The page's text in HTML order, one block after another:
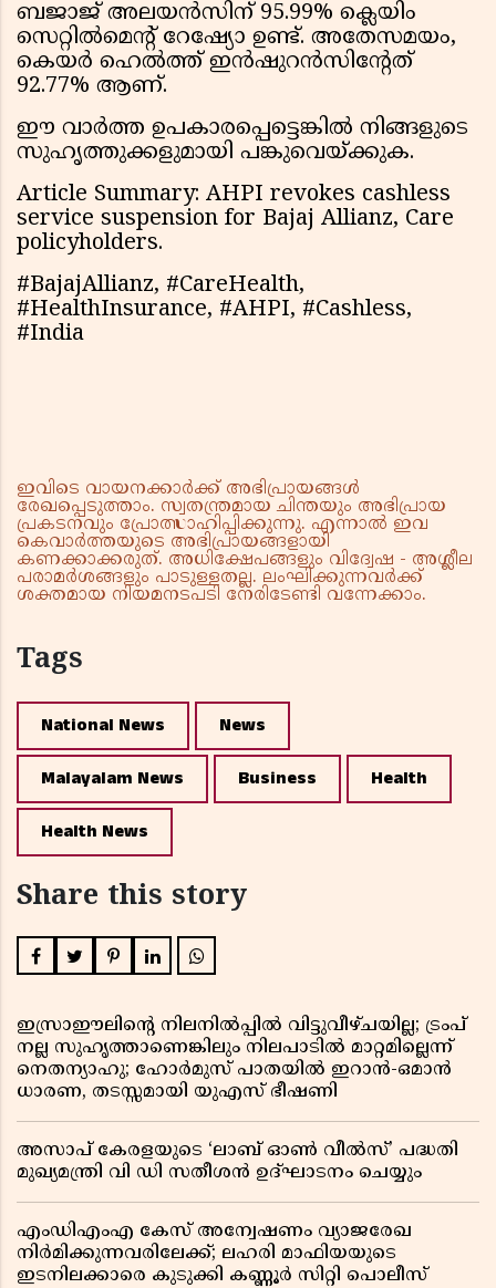
ബജാജ് അലയൻസിന് 95.99% ക്ലെയിം
സെറ്റിൽമെൻ്റ് റേഷ്യോ ഉണ്ട്. അതേസമയം,
കെയർ ഹെൽത്ത് ഇൻഷുറൻസിൻ്റേത്
92.77% ആണ്.
ഈ വാർത്ത ഉപകാരപ്പെട്ടെങ്കിൽ നിങ്ങളുടെ
സുഹൃത്തുക്കളുമായി പങ്കുവെയ്ക്കുക.
Article Summary: AHPI revokes cashless
service suspension for Bajaj Allianz, Care
policyholders.
#BajajAllianz, #CareHealth,
#HealthInsurance, #AHPI, #Cashless,
#India
ഇവിടെ വായനക്കാർക്ക് അഭിപ്രായങ്ങൾ
രേഖപ്പെടുത്താം. സ്വതന്ത്രമായ ചിന്തയും അഭിപ്രായ
പ്രകടനവും പ്രോത്സാഹിപ്പിക്കുന്നു. എന്നാൽ ഇവ
കെവാർത്തയുടെ അഭിപ്രായങ്ങളായി
കണക്കാക്കരുത്. അധിക്ഷേപങ്ങളും വിദ്വേഷ - അശ്ലീല
പരാമർശങ്ങളും പാടുള്ളതല്ല. ലംഘിക്കുന്നവർക്ക്
ശക്തമായ നിയമനടപടി നേരിടേണ്ടി വന്നേക്കാം.
Tags
National News News
Malayalam News Business Health
Health News
Share this story
ഇസ്രാഈലിന്റെ നിലനിൽപ്പിൽ വിട്ടുവീഴ്ചയില്ല; ട്രംപ്
നല്ല സുഹൃത്താണെങ്കിലും നിലപാടിൽ മാറ്റമില്ലെന്ന്
നെതന്യാഹു; ഹോർമുസ് പാതയിൽ ഇറാൻ-ഒമാൻ
ധാരണ, തടസ്സമായി യുഎസ് ഭീഷണി
അസാപ് കേരളയുടെ ‘ലാബ് ഓൺ വീൽസ്’ പദ്ധതി
മുഖ്യമന്ത്രി വി ഡി സതീശൻ ഉദ്ഘാടനം ചെയ്യും
എംഡിഎംഎ കേസ് അന്വേഷണം വ്യാജരേഖ
നിർമിക്കുന്നവരിലേക്ക്; ലഹരി മാഫിയയുടെ
ഇടനിലക്കാരെ കുടുക്കി കണ്ണൂർ സിറ്റി പൊലീസ്